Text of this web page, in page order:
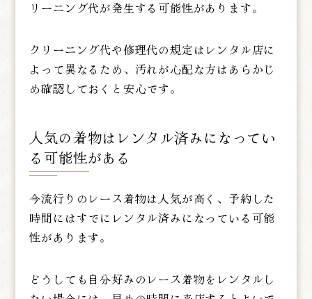
リーニング代が発生する可能性があります。
クリーニング代や修理代の規定はレンタル店に
よって異なるため、汚れが心配な方はあらかじ
め確認しておくと安心です。
人気の着物はレンタル済みになってい
る可能性がある
今流行りのレース着物は人気が高く、予約した
時間にはすでにレンタル済みになっている可能
性があります。
どうしても自分好みのレース着物をレンタルし